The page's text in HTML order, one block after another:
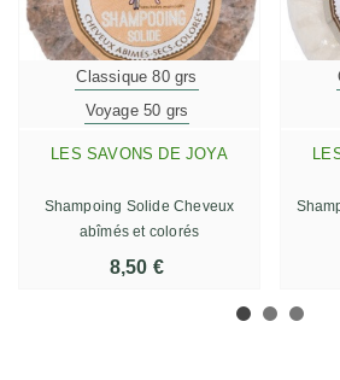
Classique 80 grs
Voyage 50 grs
LES SAVONS DE JOYA
Shampoing Solide Cheveux
abîmés et colorés
8,50 €